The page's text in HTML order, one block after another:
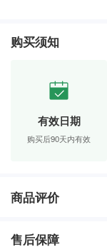
购买须知
有效日期
购买后90天内有效
商品评价
售后保障